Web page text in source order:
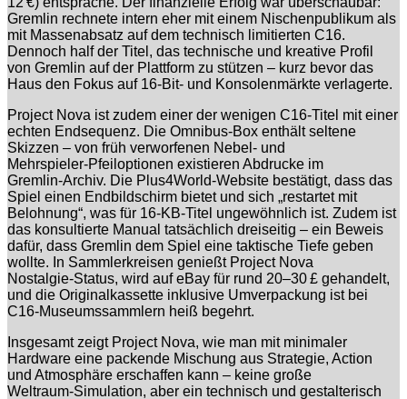
Gremlin rechnete intern eher mit einem Nischenpublikum als
mit Massenabsatz auf dem technisch limitierten C16.
Dennoch half der Titel, das technische und kreative Profil
von Gremlin auf der Plattform zu stützen – kurz bevor das
Haus den Fokus auf 16‑Bit‑ und Konsolenmärkte verlagerte.
Project Nova ist zudem einer der wenigen C16‑Titel mit einer
echten Endsequenz. Die Omnibus‑Box enthält seltene
Skizzen – von früh verworfenen Nebel‑ und
Mehrspieler‑Pfeiloptionen existieren Abdrucke im
Gremlin‑Archiv. Die Plus4World‑Website bestätigt, dass das
Spiel einen Endbildschirm bietet und sich „restartet mit
Belohnung“, was für 16‑KB‑Titel ungewöhnlich ist. Zudem ist
das konsultierte Manual tatsächlich dreiseitig – ein Beweis
dafür, dass Gremlin dem Spiel eine taktische Tiefe geben
wollte. In Sammlerkreisen genießt Project Nova
Nostalgie‑Status, wird auf eBay für rund 20–30 £ gehandelt,
und die Originalkassette inklusive Umverpackung ist bei
C16‑Museumssammlern heiß begehrt.
Insgesamt zeigt Project Nova, wie man mit minimaler
Hardware eine packende Mischung aus Strategie, Action
und Atmosphäre erschaffen kann – keine große
Weltraum‑Simulation, aber ein technisch und gestalterisch